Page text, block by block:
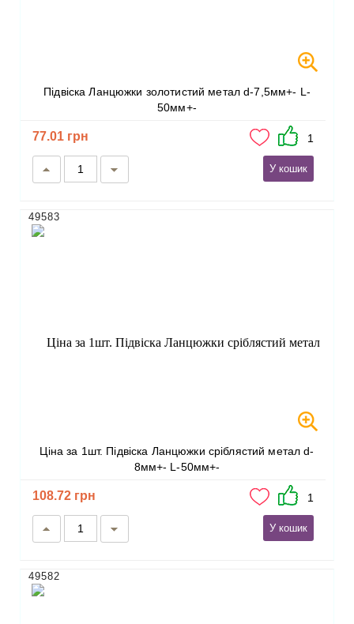
Підвіска Ланцюжки золотистий метал d-7,5мм+- L-
50мм+-
77.01 грн 1
У кошик
Ціна за 1шт. Підвіска Ланцюжки сріблястий метал d-
8мм+- L-50мм+-
49583
108.72 грн 1
У кошик
49582